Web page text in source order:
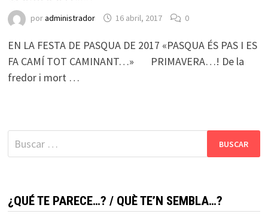
poradministrador 16 abril, 2017 0
EN LA FESTA DE PASQUA DE 2017 «PASQUA ÉS PAS I ES
FA CAMÍ TOT CAMINANT…» PRIMAVERA…! De la
fredor i mort …
Buscar:
¿QUÉ TE PARECE…? / QUÈ TE’N SEMBLA…?